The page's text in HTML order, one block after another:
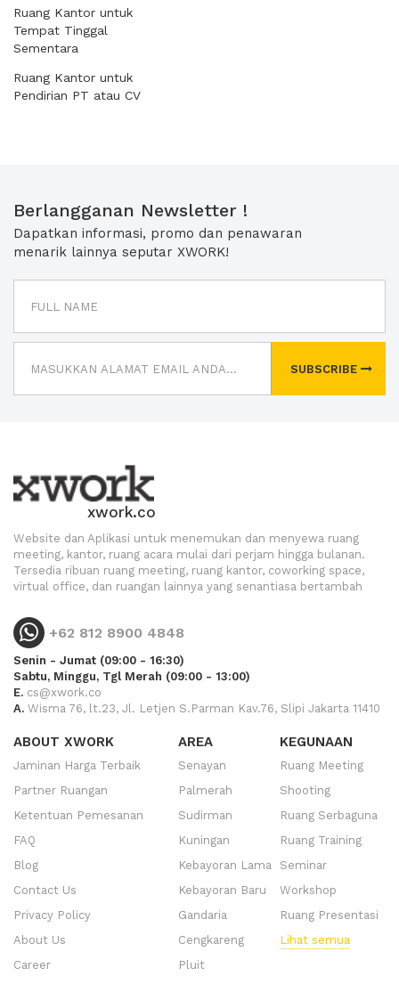
Ruang Kantor untuk
Tempat Tinggal
Sementara
Ruang Kantor untuk
Pendirian PT atau CV
Berlangganan Newsletter !
Dapatkan informasi, promo dan penawaran
menarik lainnya seputar XWORK!
SUBSCRIBE
xwork.co
Website dan Aplikasi untuk menemukan dan menyewa ruang
meeting, kantor, ruang acara mulai dari perjam hingga bulanan.
Tersedia ribuan ruang meeting, ruang kantor, coworking space,
virtual office, dan ruangan lainnya yang senantiasa bertambah
+62 812 8900 4848
Senin - Jumat (09:00 - 16:30)
Sabtu, Minggu, Tgl Merah (09:00 - 13:00)
E. cs@xwork.co
A. Wisma 76, lt.23, Jl. Letjen S.Parman Kav.76, Slipi Jakarta 11410
ABOUT XWORK
Jaminan Harga Terbaik
Partner Ruangan
Ketentuan Pemesanan
FAQ
Blog
Contact Us
Privacy Policy
About Us
Career
AREA
Senayan
Palmerah
Sudirman
Kuningan
Kebayoran Lama
Kebayoran Baru
Gandaria
Cengkareng
Pluit
KEGUNAAN
Ruang Meeting
Shooting
Ruang Serbaguna
Ruang Training
Seminar
Workshop
Ruang Presentasi
Lihat semua